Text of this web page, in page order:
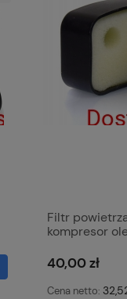
Filtr
kompresor
40,00 zł
Cena netto: